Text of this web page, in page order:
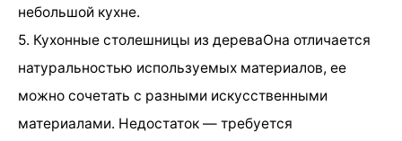
небольшой кухне.
5. Кухонные столешницы из дереваОна отличается
натуральностью используемых материалов, ее
можно сочетать с разными искусственными
материалами. Недостаток — требуется